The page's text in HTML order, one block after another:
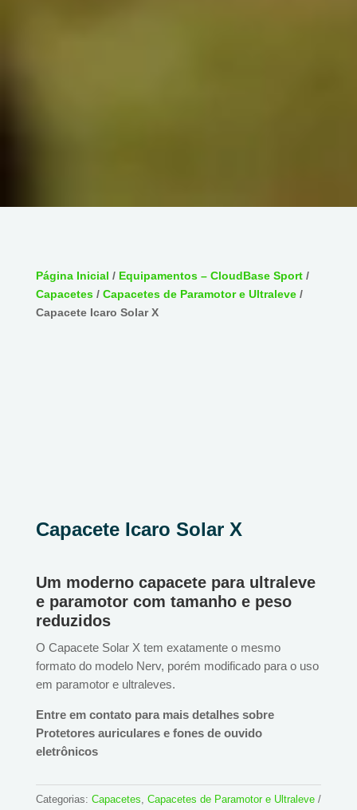
Página Inicial / Equipamentos – CloudBase Sport/
Capacetes/ Capacetes de Paramotor e Ultraleve/
Capacete Icaro Solar X
Capacete Icaro Solar X
Um moderno capacete para ultraleve
e paramotor com tamanho e peso
reduzidos
O Capacete Solar X tem exatamente o mesmo
formato do modelo Nerv, porém modificado para o uso
em paramotor e ultraleves.
Entre em contato para mais detalhes sobre
Protetores auriculares e fones de ouvido
eletrônicos
Categorias: Capacetes Capacetes de Paramotor e Ultraleve